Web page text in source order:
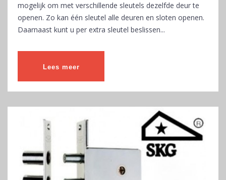
mogelijk om met verschillende sleutels dezelfde deur te
openen. Zo kan één sleutel alle deuren en sloten openen.
Daarnaast kunt u per extra sleutel beslissen...
Lees meer